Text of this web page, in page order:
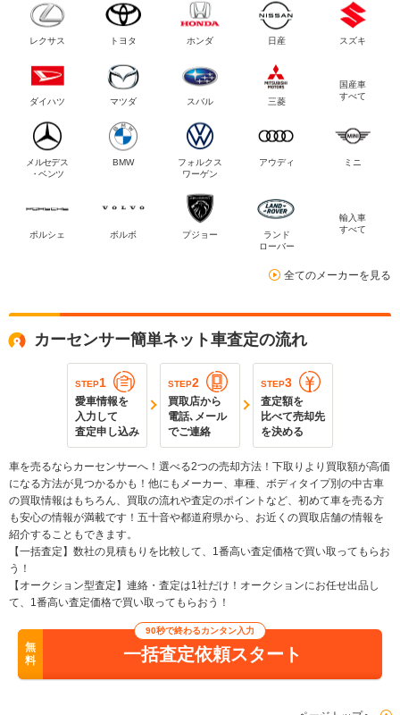
レクサス トヨタ ホンダ 日産 スズキ
ダイハツ マツダ スバル 三菱
国産車
すべて
メルセデス
・ベンツ
BMW
フォルクス
ワーゲン
アウディ ミニ
ポルシェ ボルボ プジョー
ランド
ローバー
輸入車
すべて
全てのメーカーを見る
カーセンサー簡単ネット車査定の流れ
STEP1
愛車情報を
入力して
査定申し込み
STEP2
買取店から
電話､メール
でご連絡
STEP3
査定額を
比べて売却先
を決める
車を売るならカーセンサーへ！選べる2つの売却方法！下取りより買取額が高価
になる方法が見つかるかも！他にもメーカー、車種、ボディタイプ別の中古車
の買取情報はもちろん、買取の流れや査定のポイントなど、初めて車を売る方
も安心の情報が満載です！五十音や都道府県から、お近くの買取店舗の情報を
紹介することもできます。
【一括査定】数社の見積もりを比較して、1番高い査定価格で買い取ってもらお
う！
【オークション型査定】連絡・査定は1社だけ！オークションにお任せ出品し
て、1番高い査定価格で買い取ってもらおう！
無
料
90秒で終わるカンタン入力
一括査定依頼スタート